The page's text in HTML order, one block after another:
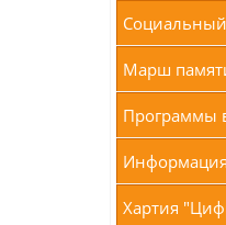
Социальный
Марш
Программы
Хартия